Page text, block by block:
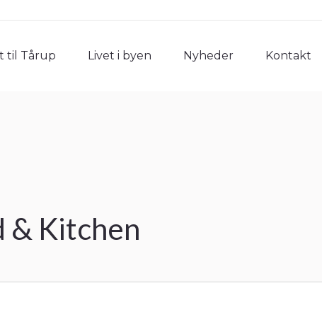
til Tårup Livet i byen Nyheder Kontakt
& Kitchen
til Tårup Livet i byen Nyheder Kontakt